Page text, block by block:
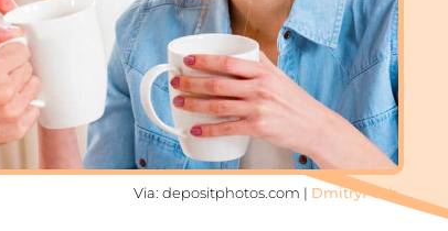
Via: depositphotos.com | DmitryPoch